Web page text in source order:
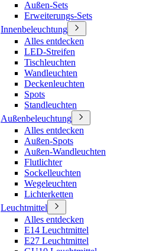
Außen-Sets
Erweiterungs-Sets
Innenbeleuchtung
Alles entdecken
LED-Streifen
Tischleuchten
Wandleuchten
Deckenleuchten
Spots
Standleuchten
Außenbeleuchtung
Alles entdecken
Außen-Spots
Außen-Wandleuchten
Flutlichter
Sockelleuchten
Wegeleuchten
Lichterketten
Leuchtmittel
Alles entdecken
E14 Leuchtmittel
E27 Leuchtmittel